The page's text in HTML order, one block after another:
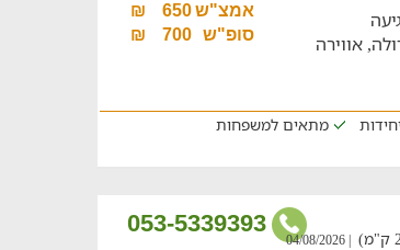
אווירה
אמצ"ש650
₪
סופ"ש
700
₪
מתאים למשפחות
053-5339393
| 04/08/2026